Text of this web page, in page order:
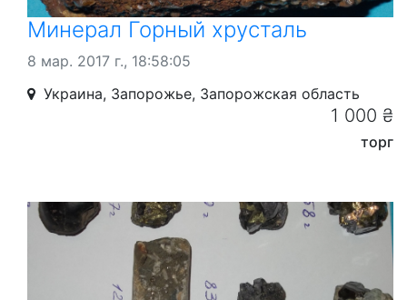
Минерал Горный хрусталь
8 мар. 2017 г., 18:58:05
Украина, Запорожье, Запорожская область
1 000 ₴
торг